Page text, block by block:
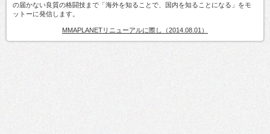
の届かない良質の格闘技まで「海外を知ることで、国内を知ることになる」をモ
ットーに発信します。
MMAPLANETリニューアルに際し（2014.08.01）